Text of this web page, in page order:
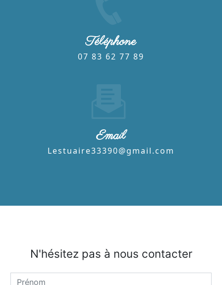
Téléphone
07 83 62 77 89
Email
lestuaire33390@gmail.com
N'hésitez pas à nous contacter